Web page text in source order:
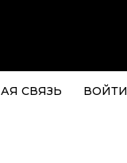
СВЯЗЬ ВОЙТИ